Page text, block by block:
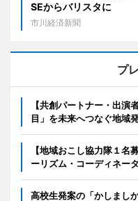
SEからバリスタに
市川経済新聞
プ
【共創パートナー・出演
目」を未来へつなぐ地域
【地域おこし協力隊１名
ーリズム・コーディネー
高校生発案の「かしまし